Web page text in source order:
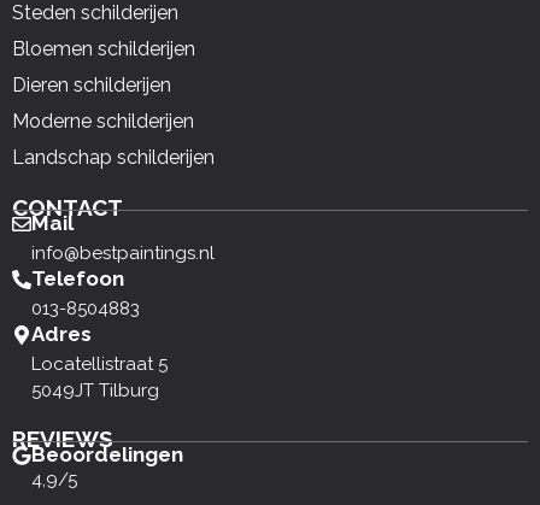
Steden schilderijen
Bloemen schilderijen
Dieren schilderijen
Moderne schilderijen
Landschap schilderijen
CONTACT
Mail
info@bestpaintings.nl
Telefoon
013-8504883
Adres
Locatellistraat 5
5049JT Tilburg
REVIEWS
Beoordelingen
4,9/5